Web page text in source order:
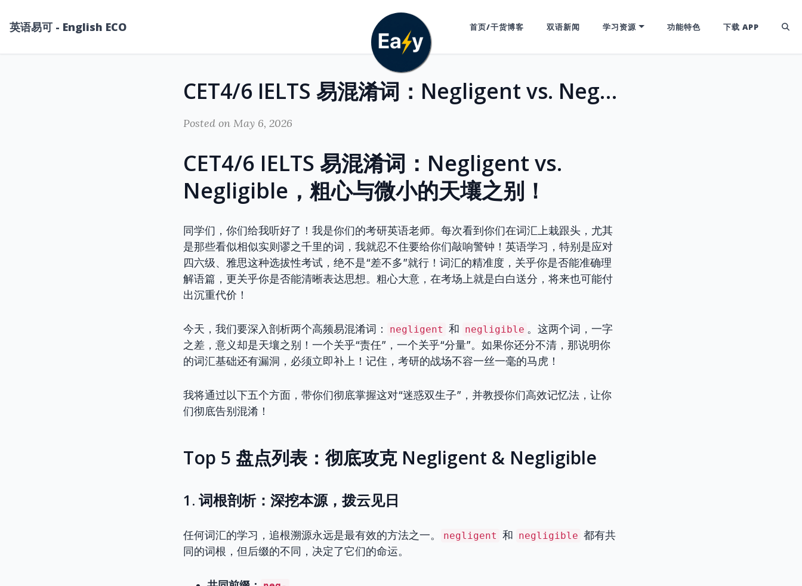
英语易可 - English ECO 首页/干货博客 双语新闻 学习资源 功能特色 下载 APP
CET4/6 IELTS 易混淆词：Negligent vs. Negligible，粗心与微小的天壤之别！
Posted on May 6, 2026
CET4/6 IELTS 易混淆词：Negligent vs.
Negligible，粗心与微小的天壤之别！
同学们，你们给我听好了！我是你们的考研英语老师。每次看到你们在词汇上栽跟头，尤其
是那些看似相似实则谬之千里的词，我就忍不住要给你们敲响警钟！英语学习，特别是应对
四六级、雅思这种选拔性考试，绝不是“差不多”就行！词汇的精准度，关乎你是否能准确理
解语篇，更关乎你是否能清晰表达思想。粗心大意，在考场上就是白白送分，将来也可能付
出沉重代价！
今天，我们要深入剖析两个高频易混淆词： negligent 和 negligible 。这两个词，一字
之差，意义却是天壤之别！一个关乎“责任”，一个关乎“分量”。如果你还分不清，那说明你
的词汇基础还有漏洞，必须立即补上！记住，考研的战场不容一丝一毫的马虎！
我将通过以下五个方面，带你们彻底掌握这对“迷惑双生子”，并教授你们高效记忆法，让你
们彻底告别混淆！
Top 5 盘点列表：彻底攻克 Negligent & Negligible
1. 词根剖析：深挖本源，拨云见日
任何词汇的学习，追根溯源永远是最有效的方法之一。 negligent 和 negligible 都有共
同的词根，但后缀的不同，决定了它们的命运。